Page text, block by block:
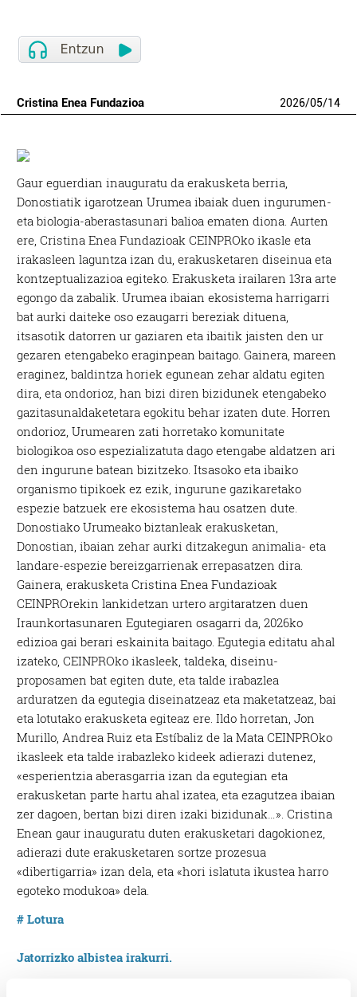
Cristina Enea Fundazioa 2026/05/14
Gaur eguerdian inauguratu da erakusketa berria,
Donostiatik igarotzean Urumea ibaiak duen ingurumen-
eta biologia-aberastasunari balioa ematen diona. Aurten
ere, Cristina Enea Fundazioak CEINPROko ikasle eta
irakasleen laguntza izan du, erakusketaren diseinua eta
kontzeptualizazioa egiteko. Erakusketa irailaren 13ra arte
egongo da zabalik. Urumea ibaian ekosistema harrigarri
bat aurki daiteke oso ezaugarri bereziak dituena,
itsasotik datorren ur gaziaren eta ibaitik jaisten den ur
gezaren etengabeko eraginpean baitago. Gainera, mareen
eraginez, baldintza horiek egunean zehar aldatu egiten
dira, eta ondorioz, han bizi diren bizidunek etengabeko
gazitasunaldaketetara egokitu behar izaten dute. Horren
ondorioz, Urumearen zati horretako komunitate
biologikoa oso espezializatuta dago etengabe aldatzen ari
den ingurune batean bizitzeko. Itsasoko eta ibaiko
organismo tipikoek ez ezik, ingurune gazikaretako
espezie batzuek ere ekosistema hau osatzen dute.
Donostiako Urumeako biztanleak erakusketan,
Donostian, ibaian zehar aurki ditzakegun animalia- eta
landare-espezie bereizgarrienak errepasatzen dira.
Gainera, erakusketa Cristina Enea Fundazioak
CEINPROrekin lankidetzan urtero argitaratzen duen
Iraunkortasunaren Egutegiaren osagarri da, 2026ko
edizioa gai berari eskainita baitago. Egutegia editatu ahal
izateko, CEINPROko ikasleek, taldeka, diseinu-
proposamen bat egiten dute, eta talde irabazlea
arduratzen da egutegia diseinatzeaz eta maketatzeaz, bai
eta lotutako erakusketa egiteaz ere. Ildo horretan, Jon
Murillo, Andrea Ruiz eta Estíbaliz de la Mata CEINPROko
ikasleek eta talde irabazleko kideek adierazi dutenez,
«esperientzia aberasgarria izan da egutegian eta
erakusketan parte hartu ahal izatea, eta ezagutzea ibaian
zer dagoen, bertan bizi diren izaki bizidunak…». Cristina
Enean gaur inauguratu duten erakusketari dagokionez,
adierazi dute erakusketaren sortze prozesua
«dibertigarria» izan dela, eta «hori islatuta ikustea harro
egoteko modukoa» dela.
# Lotura
Jatorrizko albistea irakurri.